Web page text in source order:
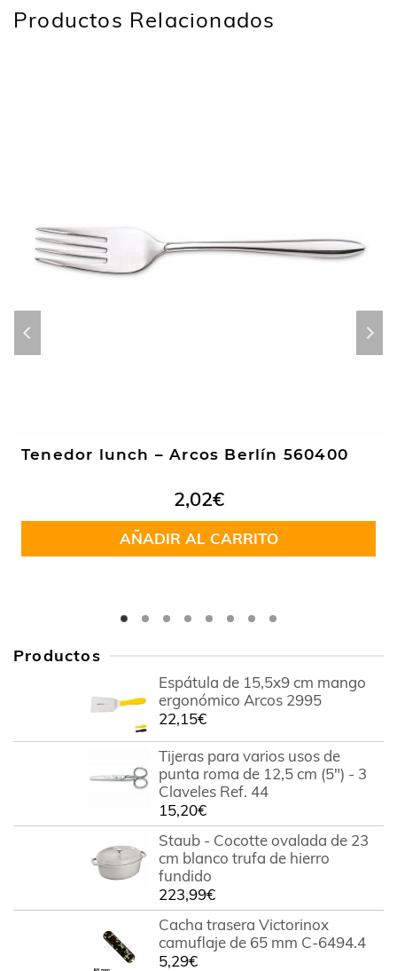
Productos Relacionados
Tenedor lunch – Arcos Berlín 560400
2,02€
AÑADIR AL CARRITO
Productos
Espátula de 15,5x9 cm mango
ergonómico Arcos 2995
22,15€
Tijeras para varios usos de
punta roma de 12,5 cm (5") - 3
Claveles Ref. 44
15,20€
Staub - Cocotte ovalada de 23
cm blanco trufa de hierro
fundido
223,99€
Cacha trasera Victorinox
camuflaje de 65 mm C-6494.4
5,29€